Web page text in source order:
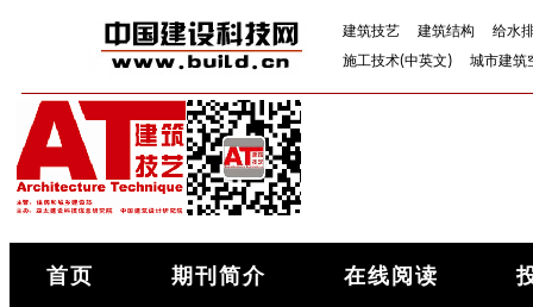
建筑技艺 建筑结构
给水
施工技术(中英文)
城市建筑
首页 期刊简介 在线阅读